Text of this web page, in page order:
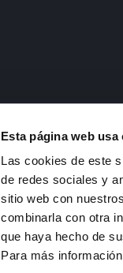
Esta página web usa
Las cookies de este
de redes sociales y
sitio web con
combinarla con otra
que haya hecho de
Para más